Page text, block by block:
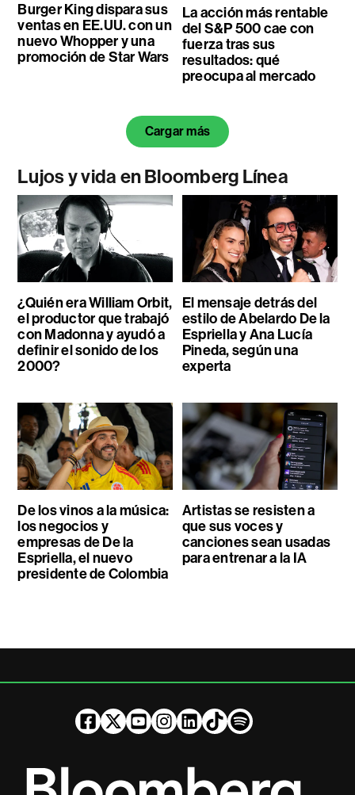
Burger King dispara sus
ventas en EE.UU. con un
nuevo Whopper y una
promoción de Star Wars
La acción más rentable
del S&P 500 cae con
fuerza tras sus
resultados: qué
preocupa al mercado
Cargar más
Lujos y vida en Bloomberg Línea
¿Quién era William Orbit,
el productor que trabajó
con Madonna y ayudó a
definir el sonido de los
2000?
El mensaje detrás del
estilo de Abelardo De la
Espriella y Ana Lucía
Pineda, según una
experta
De los vinos a la música:
los negocios y
empresas de De la
Espriella, el nuevo
presidente de Colombia
Artistas se resisten a
que sus voces y
canciones sean usadas
para entrenar a la IA